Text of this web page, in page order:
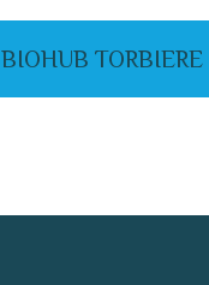
BIOHUB TORBIERE